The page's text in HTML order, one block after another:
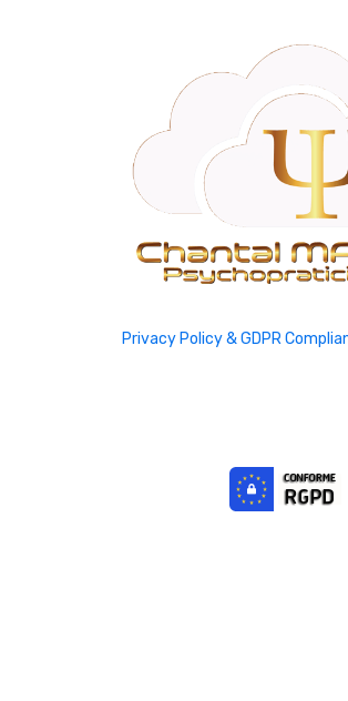
Privacy Policy & GDPR